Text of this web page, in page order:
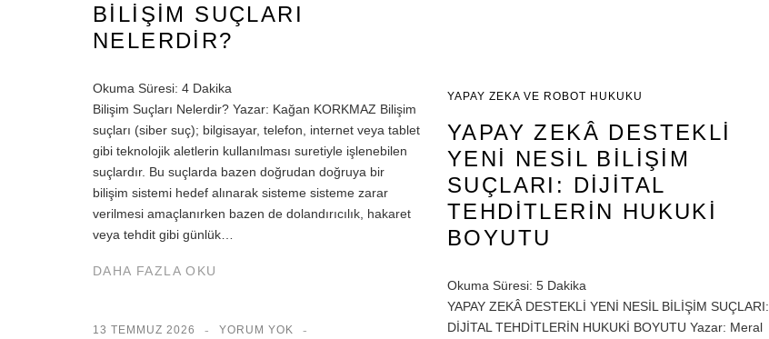
BILIŞIM SUÇLARI
NELERDIR?
Okuma Süresi: 4 Dakika
Bilişim Suçları Nelerdir? Yazar: Kağan KORKMAZ Bilişim
suçları (siber suç); bilgisayar, telefon, internet veya tablet
gibi teknolojik aletlerin kullanılması suretiyle işlenebilen
suçlardır. Bu suçlarda bazen doğrudan doğruya bir
bilişim sistemi hedef alınarak sisteme sisteme zarar
verilmesi amaçlanırken bazen de dolandırıcılık, hakaret
veya tehdit gibi günlük…
DAHA FAZLA OKU
13 TEMMUZ 2026
YORUM YOK
YAPAY ZEKA VE ROBOT HUKUKU
YAPAY ZEKÂ DESTEKLİ
YENİ NESİL BİLİŞİM
SUÇLARI: DİJİTAL
TEHDİTLERİN HUKUKİ
BOYUTU
Okuma Süresi: 5 Dakika
YAPAY ZEKÂ DESTEKLİ YENİ NESİL BİLİŞİM SUÇLARI:
DİJİTAL TEHDİTLERİN HUKUKİ BOYUTU Yazar: Meral